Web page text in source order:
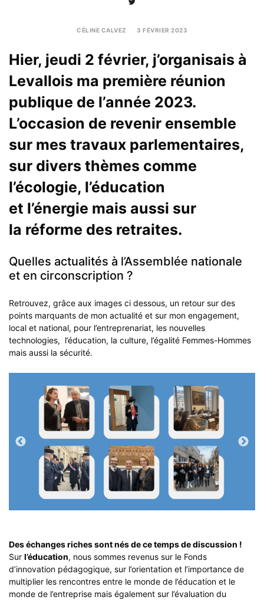
CÉLINE CALVEZ
3 FÉVRIER 2023
2023
Hier, jeudi 2 février, j’organisais à
Levallois ma première réunion
publique de l’année 2023.
L’occasion de revenir ensemble
sur mes travaux parlementaires,
sur divers thèmes comme
l’écologie, l’éducation
et l’énergie mais aussi sur
la réforme des retraites.
Quelles actualités à l’Assemblée nationale
et en circonscription ?
Retrouvez, grâce aux images ci dessous, un retour sur des
points marquants de mon actualité et sur mon engagement,
local et national, pour l’entreprenariat, les nouvelles
technologies, l’éducation, la culture, l’égalité Femmes-Hommes
mais aussi la sécurité.
Des échanges riches sont nés de ce temps de discussion !
Sur l’éducation, nous sommes revenus sur le Fonds
d’innovation pédagogique, sur l’orientation et l’importance de
multiplier les rencontres entre le monde de l’éducation et le
monde de l’entreprise mais également sur l’évaluation du